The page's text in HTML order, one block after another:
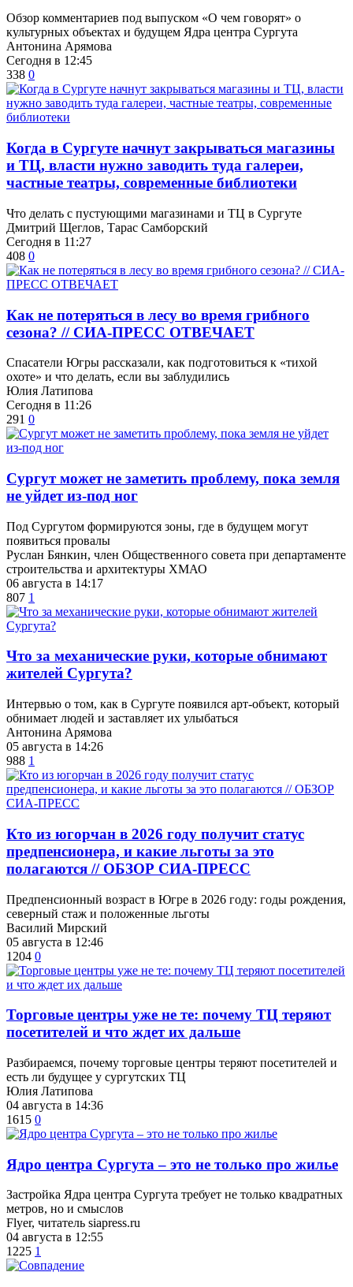
Обзор комментариев под выпуском «О чем говорят» о
культурных объектах и будущем Ядра центра Сургута
Антонина Арямова
Сегодня в 12:45
338 0
​Когда в Сургуте начнут закрываться магазины
и ТЦ, власти нужно заводить туда галереи,
частные театры, современные библиотеки
Что делать с пустующими магазинами и ТЦ в Сургуте
Дмитрий Щеглов, Тарас Самборский
Сегодня в 11:27
408 0
​Как не потеряться в лесу во время грибного
сезона? // СИА-ПРЕСС ОТВЕЧАЕТ
Спасатели Югры рассказали, как подготовиться к «тихой
охоте» и что делать, если вы заблудились
Юлия Латипова
Сегодня в 11:26
291 0
Сургут может не заметить проблему, пока земля
не уйдет из-под ног
Под Сургутом формируются зоны, где в будущем могут
появиться провалы
Руслан Бянкин, член Общественного совета при департаменте
строительства и архитектуры ХМАО
06 августа в 14:17
807 1
​Что за механические руки, которые обнимают
жителей Сургута?
Интервью о том, как в Сургуте появился арт-объект, который
обнимает людей и заставляет их улыбаться
Антонина Арямова
05 августа в 14:26
988 1
Кто из югорчан в 2026 году получит статус
предпенсионера, и какие льготы за это
полагаются // ОБЗОР СИА-ПРЕСС
Предпенсионный возраст в Югре в 2026 году: годы рождения,
северный стаж и положенные льготы
Василий Мирский
05 августа в 12:46
1204 0
Торговые центры уже не те: почему ТЦ теряют
посетителей и что ждет их дальше
Разбираемся, почему торговые центры теряют посетителей и
есть ли будущее у сургутских ТЦ
Юлия Латипова
04 августа в 14:36
1615 0
​Ядро центра Сургута ‒ это не только про жилье
Застройка Ядра центра Сургута требует не только квадратных
метров, но и смыслов
Flyer, читатель siapress.ru
04 августа в 12:55
1225 1